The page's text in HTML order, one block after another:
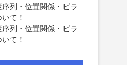
列・位置関係・ピラ
て！
列・位置関係・ピラ
て！